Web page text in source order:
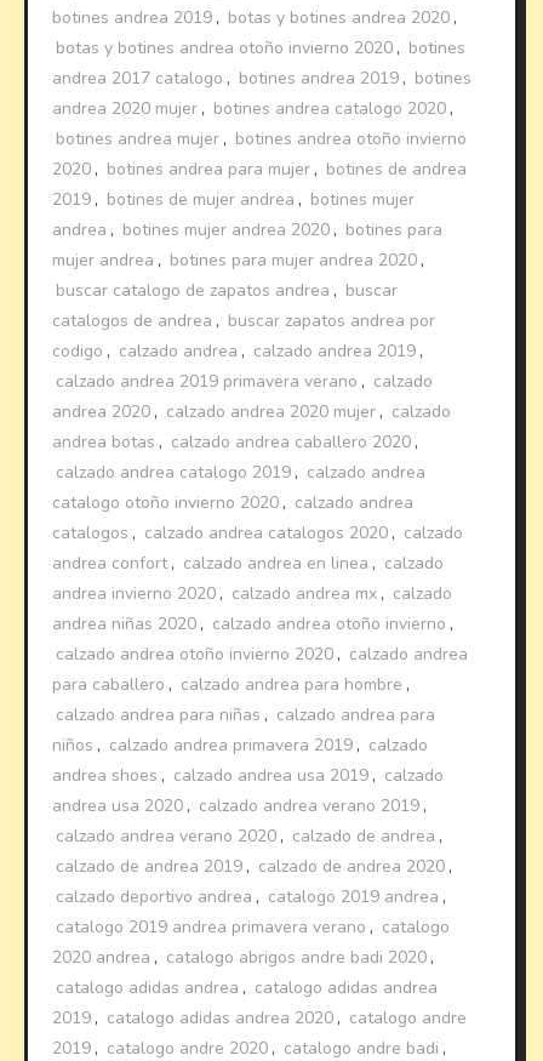
botines andrea 2019 , botas y botines andrea 2020 ,
botas y botines andrea otoño invierno 2020 , botines
andrea 2017 catalogo , botines andrea 2019 , botines
andrea 2020 mujer , botines andrea catalogo 2020 ,
botines andrea mujer , botines andrea otoño invierno
2020 , botines andrea para mujer , botines de andrea
2019 , botines de mujer andrea , botines mujer
andrea , botines mujer andrea 2020 , botines para
mujer andrea , botines para mujer andrea 2020 ,
buscar catalogo de zapatos andrea , buscar
catalogos de andrea , buscar zapatos andrea por
codigo , calzado andrea , calzado andrea 2019 ,
calzado andrea 2019 primavera verano , calzado
andrea 2020 , calzado andrea 2020 mujer , calzado
andrea botas , calzado andrea caballero 2020 ,
calzado andrea catalogo 2019 , calzado andrea
catalogo otoño invierno 2020 , calzado andrea
catalogos , calzado andrea catalogos 2020 , calzado
andrea confort, calzado andrea en linea , calzado
andrea invierno 2020 , calzado andrea mx , calzado
andrea niñas 2020 , calzado andrea otoño invierno ,
calzado andrea otoño invierno 2020 , calzado andrea
para caballero , calzado andrea para hombre ,
calzado andrea para niñas , calzado andrea para
niños , calzado andrea primavera 2019 , calzado
andrea shoes , calzado andrea usa 2019 , calzado
andrea usa 2020 , calzado andrea verano 2019 ,
calzado andrea verano 2020 , calzado de andrea ,
calzado de andrea 2019 , calzado de andrea 2020 ,
calzado deportivo andrea , catalogo 2019 andrea ,
catalogo 2019 andrea primavera verano , catalogo
2020 andrea , catalogo abrigos andre badi 2020 ,
catalogo adidas andrea , catalogo adidas andrea
2019 , catalogo adidas andrea 2020 , catalogo andre
2019 , catalogo andre 2020 , catalogo andre badi ,